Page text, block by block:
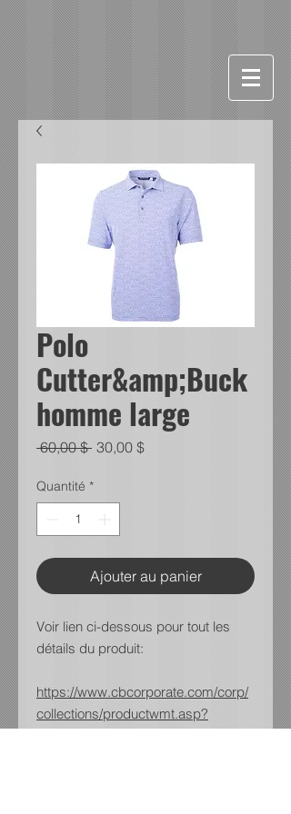
Polo
Cutter&amp;Buck
homme large
60,00 $ Prix
30,00 $Prix
Quantité *
Ajouter au panier
Voir lien ci-dessous pour tout les
détails du produit:
https://www.cbcorporate.com/corp/
collections/productwmt.asp?